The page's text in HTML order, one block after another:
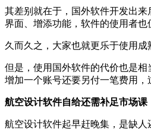
其差别就在于，国外软件开发出
界面、增添功能，软件的使用者也
久而久之，大家也就更乐于使用成
但是，使用国外软件的代价也是
增加一个账号还要另付一笔费用
航空设计软件自给还需补足市场课
航空设计软件起早赶晚集，是缺人